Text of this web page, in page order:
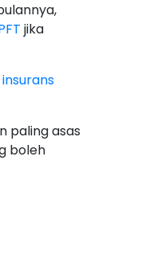
jika
paling asas
boleh